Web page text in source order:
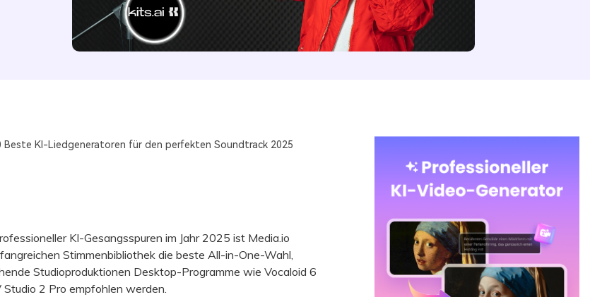
Beste KI-Liedgeneratoren für den perfekten Soundtrack 2025
KI-Gesangsspuren im Jahr 2025 ist Media.io
Stimmenbibliothek die beste All-in-One-Wahl,
Studioproduktionen Desktop-Programme wie Vocaloid 6
2 Pro empfohlen werden.